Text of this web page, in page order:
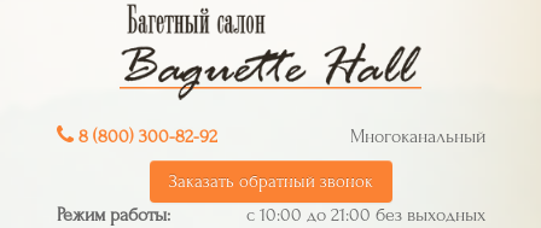
8 (800) 300-82-92 Многоканальный
Заказать обратный звонок
Режим работы: с 10:00 до 21:00 без выходных